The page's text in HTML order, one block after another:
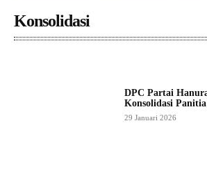
Konsolidasi
DPC Partai
Konsolidasi
29 Januari 2026